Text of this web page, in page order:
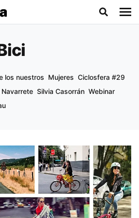
los nuestros Mujeres Ciclosfera #29
Silvia Casorrán Webinar